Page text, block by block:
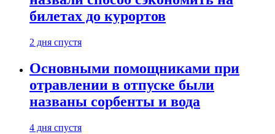
билетах до курортов
2 дня спустя
Основными помощниками при
отравлении в отпуске были
названы сорбенты и вода
4 дня спустя